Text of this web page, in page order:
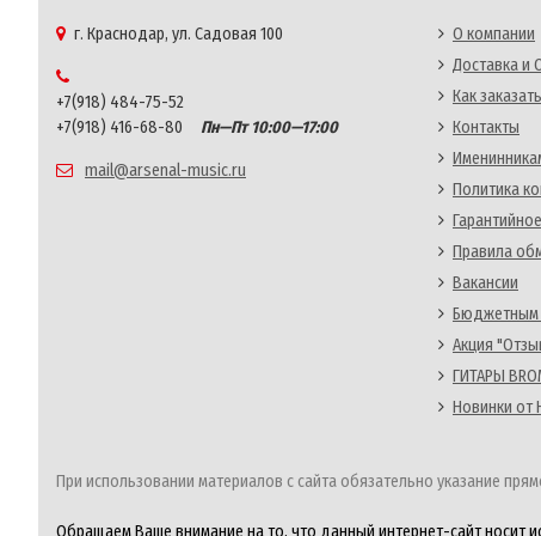
г. Краснодар, ул. Садовая 100
+7(918) 484-75-52
+7(918) 416-68-80
Пн—Пт 10:00—17:00
mail@arsenal-music.ru
О компании
Доставка и
Как
Контакты
Политика
Правила
Вакансии
Бюджетным
Акция
ГИТАРЫ
Новинки от
При использовании материалов с сайта обязательно указание
Обращаем Ваше внимание на то, что данный интернет-сайт носит